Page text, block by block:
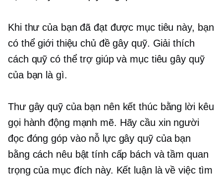
Khi thư của bạn đã đạt được mục tiêu này, bạn
có thể giới thiệu chủ đề gây quỹ. Giải thích
cách quỹ có thể trợ giúp và mục tiêu gây quỹ
của bạn là gì.
Thư gây quỹ của bạn nên kết thúc bằng lời kêu
gọi hành động mạnh mẽ. Hãy cầu xin người
đọc đóng góp vào nỗ lực gây quỹ của bạn
bằng cách nêu bật tính cấp bách và tầm quan
trọng của mục đích này. Kết luận là về việc tìm